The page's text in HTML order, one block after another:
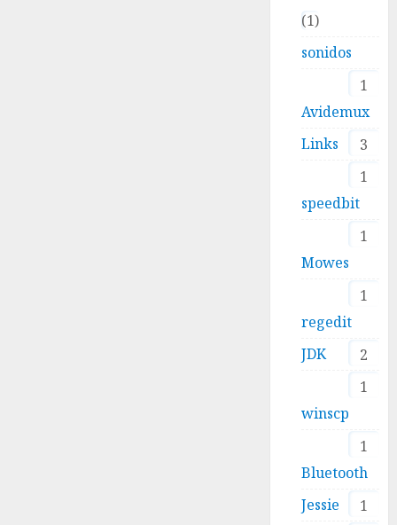
1
sonidos
1
Avidemux
3
Links
1
speedbit
1
Mowes
1
regedit
2
JDK
1
winscp
1
Bluetooth
1
Jessie